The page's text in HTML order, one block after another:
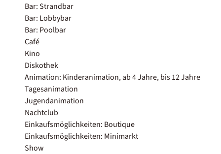
Bar: Strandbar
Bar: Lobbybar
Bar: Poolbar
Café
Kino
Diskothek
Animation: Kinderanimation, ab 4 Jahre, bis 12 Jahre
Tagesanimation
Jugendanimation
Nachtclub
Einkaufsmöglichkeiten: Boutique
Einkaufsmöglichkeiten: Minimarkt
Show